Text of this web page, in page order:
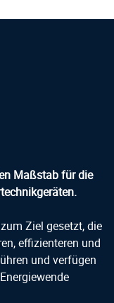
Maßstab für die
Ziel gesetzt, die
effizienteren und
und verfügen